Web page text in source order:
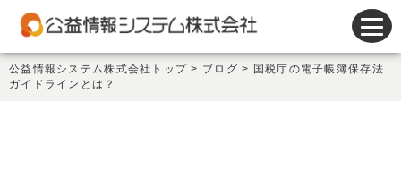
会計システム
公益情報システム株式会社トップ > ブログ > 国税庁の電子帳簿保存法
ガイドラインとは？